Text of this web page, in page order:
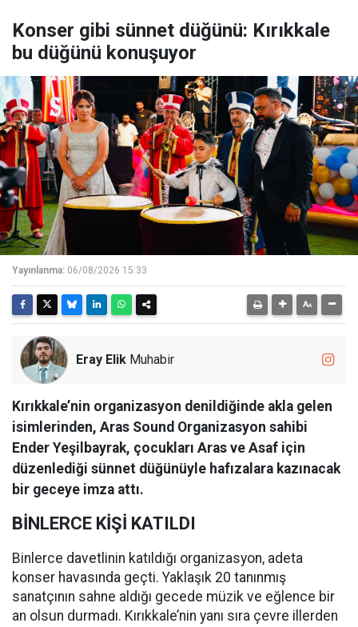
Konser gibi sünnet düğünü: Kırıkkale
bu düğünü konuşuyor
Yayınlanma: 06/08/2026 15:33
Eray Elik Muhabir
Kırıkkale’nin organizasyon denildiğinde akla gelen
isimlerinden, Aras Sound Organizasyon sahibi
Ender Yeşilbayrak, çocukları Aras ve Asaf için
düzenlediği sünnet düğünüyle hafızalara kazınacak
bir geceye imza attı.
BİNLERCE KİŞİ KATILDI
Binlerce davetlinin katıldığı organizasyon, adeta
konser havasında geçti. Yaklaşık 20 tanınmış
sanatçının sahne aldığı gecede müzik ve eğlence bir
an olsun durmadı. Kırıkkale’nin yanı sıra çevre illerden